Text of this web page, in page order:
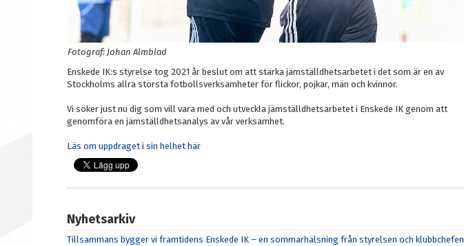
Fotograf: Johan Almblad
Enskede IK:s styrelse tog 2021 år beslut om att stärka jämställdhetsarbetet i det som är en av
Stockholms allra största fotbollsverksamheter för flickor, pojkar, män och kvinnor.
Vi söker just nu dig som vill vara med och utveckla jämställdhetsarbetet i Enskede IK genom att
genomföra en jämställdhetsanalys av vår verksamhet.
Läs om uppdraget i sin helhet här
Nyhetsarkiv
Tillsammans bygger vi framtidens Enskede IK – en sommarhälsning från styrelsen och klubbchefen